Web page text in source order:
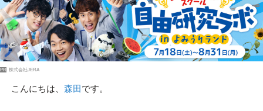
PR 株式会社JERA
こんにちは、 森田です。